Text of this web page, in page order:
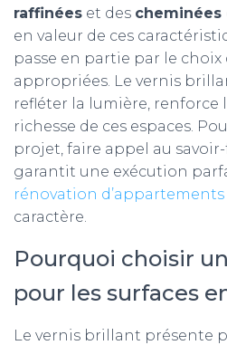
raffinées et des cheminées
en valeur de ces
passe en partie par le
appropriées. Le vernis
refléter la lumière, renforce
richesse de ces espaces.
projet, faire appel au
garantit une exécution
rénovation d’appartements
caractère.
Pourquoi choisir
pour les surfaces
Le vernis brillant présente